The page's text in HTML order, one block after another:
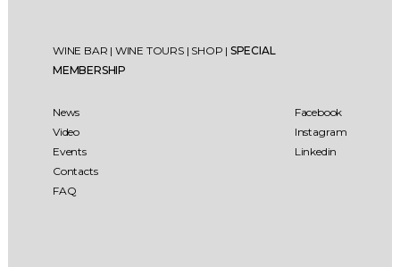
WINE BAR | WINE TOURS | SHOP | SPECIAL
MEMBERSHIP
News
Video
Events
Contacts
FAQ
Facebook
Instagram
Linkedin